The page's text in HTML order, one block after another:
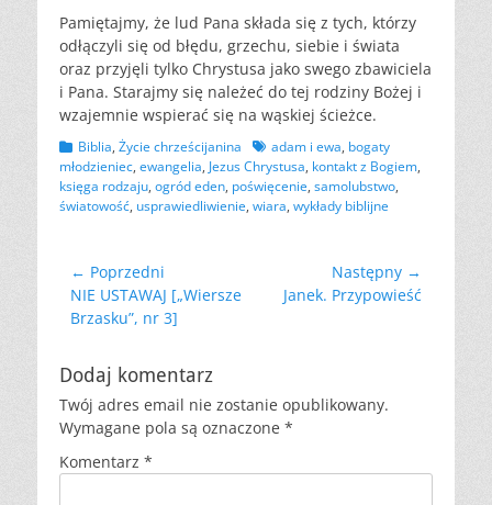
Pamiętajmy, że lud Pana składa się z tych, którzy
odłączyli się od błędu, grzechu, siebie i świata
oraz przyjęli tylko Chrystusa jako swego zbawiciela
i Pana. Starajmy się należeć do tej rodziny Bożej i
wzajemnie wspierać się na wąskiej ścieżce.
Kategorii
Biblia, Życie chrześcijanina Tagówadam i ewa, bogaty
młodzieniec, ewangelia, Jezus Chrystusa, kontakt z Bogiem,
księga rodzaju, ogród eden, poświęcenie, samolubstwo,
światowość, usprawiedliwienie, wiara, wykłady biblijne
Nawigacja
wpisu
← Poprzedni
Poprzedni
wpis:
NIE USTAWAJ [„Wiersze
Brzasku”, nr 3]
Następny →
NastępnyJanek. Przypowieść
Dodaj komentarz
Twój adres email nie zostanie opublikowany.
Wymagane pola są oznaczone *
Komentarz *